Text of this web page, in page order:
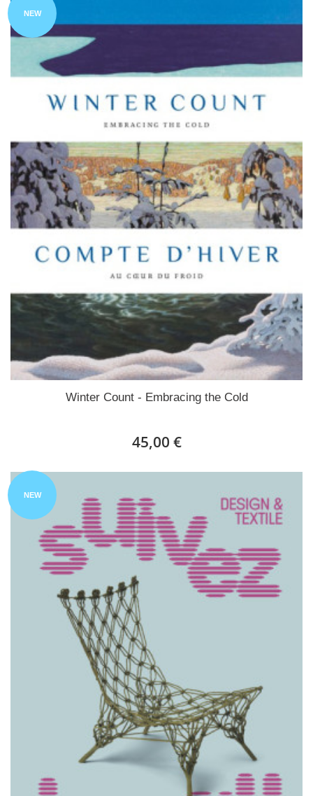
NEW
Winter Count - Embracing the Cold
45,00 €
NEW